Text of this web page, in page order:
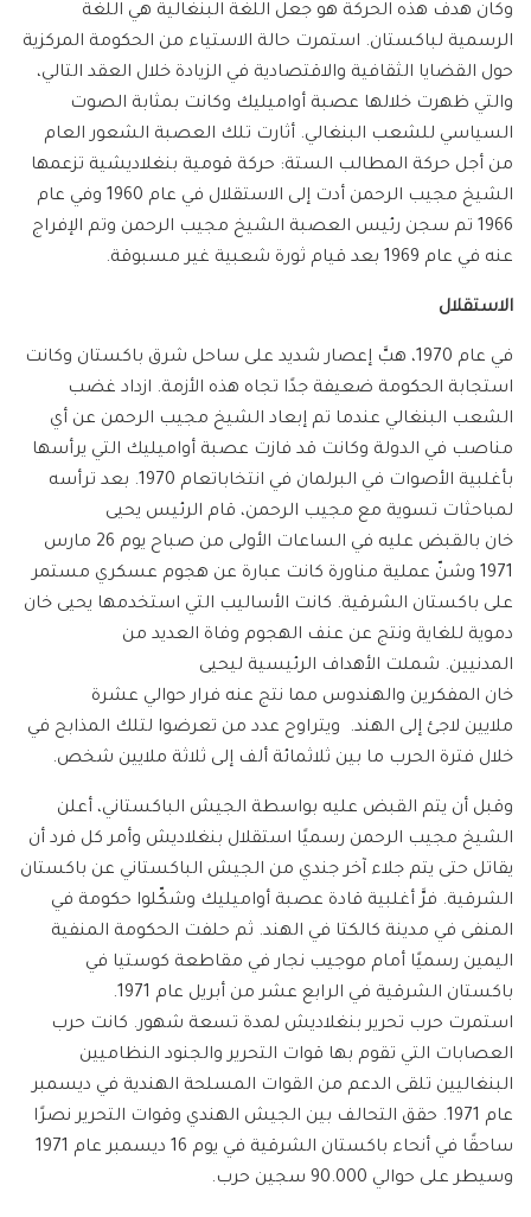
وكان هدف هذه الحركة هو جعل اللغة البنغالية هي اللغة
الرسمية لباكستان. استمرت حالة الاستياء من الحكومة المركزية
حول القضايا الثقافية والاقتصادية في الزيادة خلال العقد التالي،
والتي ظهرت خلالها عصبة أواميليك وكانت بمثابة الصوت
السياسي للشعب البنغالي. أثارت تلك العصبة الشعور العام
من أجل حركة المطالب الستة: حركة قومية بنغلاديشية تزعمها
الشيخ مجيب الرحمن أدت إلى الاستقلال في عام 1960 وفي عام
1966 تم سجن رئيس العصبة الشيخ مجيب الرحمن وتم الإفراج
عنه في عام 1969 بعد قيام ثورة شعبية غير مسبوقة.
الاستقلال
في عام 1970، هبَّ إعصار شديد على ساحل شرق باكستان وكانت
استجابة الحكومة ضعيفة جدًا تجاه هذه الأزمة. ازداد غضب
الشعب البنغالي عندما تم إبعاد الشيخ مجيب الرحمن عن أي
مناصب في الدولة وكانت قد فازت عصبة أواميليك التي يرأسها
بأغلبية الأصوات في البرلمان في انتخاباتعام 1970. بعد ترأسه
لمباحثات تسوية مع مجيب الرحمن، قام الرئيس يحيى
خان بالقبض عليه في الساعات الأولى من صباح يوم 26 مارس
1971 وشنّ عملية مناورة كانت عبارة عن هجوم عسكري مستمر
على باكستان الشرقية. كانت الأساليب التي استخدمها يحيى خان
دموية للغاية ونتج عن عنف الهجوم وفاة العديد من
المدنيين. شملت الأهداف الرئيسية ليحيى
خان المفكرين والهندوس مما نتج عنه فرار حوالي عشرة
ملايين لاجئ إلى الهند. ويتراوح عدد من تعرضوا لتلك المذابح في
خلال فترة الحرب ما بين ثلاثمائة ألف إلى ثلاثة ملايين شخص.
وقبل أن يتم القبض عليه بواسطة الجيش الباكستاني، أعلن
الشيخ مجيب الرحمن رسميًا استقلال بنغلاديش وأمر كل فرد أن
يقاتل حتى يتم جلاء آخر جندي من الجيش الباكستاني عن باكستان
الشرقية. فرَّ أغلبية قادة عصبة أواميليك وشكّلوا حكومة في
المنفى في مدينة كالكتا في الهند. ثم حلفت الحكومة المنفية
اليمين رسميًا أمام موجيب نجار في مقاطعة كوستيا في
باكستان الشرقية في الرابع عشر من أبريل عام 1971.
استمرت حرب تحرير بنغلاديش لمدة تسعة شهور. كانت حرب
العصابات التي تقوم بها قوات التحرير والجنود النظاميين
البنغاليين تلقى الدعم من القوات المسلحة الهندية في ديسمبر
عام 1971. حقق التحالف بين الجيش الهندي وقوات التحرير نصرًا
ساحقًا في أنحاء باكستان الشرقية في يوم 16 ديسمبر عام 1971
وسيطر على حوالي 90.000 سجين حرب.